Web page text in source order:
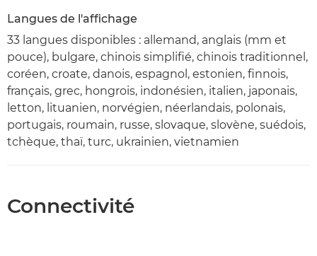
Langues de l'affichage
33 langues disponibles : allemand, anglais (mm et
pouce), bulgare, chinois simplifié, chinois traditionnel,
coréen, croate, danois, espagnol, estonien, finnois,
français, grec, hongrois, indonésien, italien, japonais,
letton, lituanien, norvégien, néerlandais, polonais,
portugais, roumain, russe, slovaque, slovène, suédois,
tchèque, thaï, turc, ukrainien, vietnamien
Connectivité